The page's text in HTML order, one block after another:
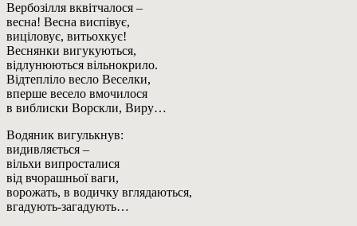
Вербозілля вквітчалося –
весна! Весна виспівує,
виціловує, витьохкує!
Веснянки вигукуються,
відлунюються вільнокрило.
Відтепліло весло Веселки,
вперше весело вмочилося
в виблиски Ворскли, Виру…
Водяник вигулькнув:
видивляється –
вільхи випросталися
від вчорашньої ваги,
ворожать, в водичку вглядаються,
вгадують-загадують…